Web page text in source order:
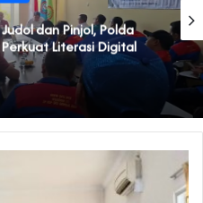
dan Pinjol, Polda
Literasi Digital